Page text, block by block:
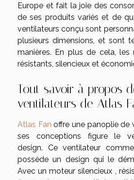
Europe et fait la joie des
de ses produits variés et de
ventilateurs conçu sont
plusieurs dimensions, et sont
manières. En plus de cela,
résistants, silencieux et
Tout savoir à propos
ventilateurs de Atlas
Atlas Fan offre une panoplie de
ses conceptions figure le
design. Ce ventilateur
possède un design qui le
Avec un moteur silencieux ,